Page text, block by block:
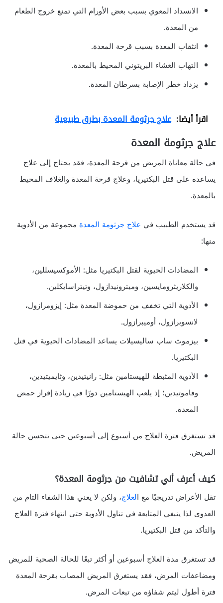
الانسداد المعوي بسبب بعض الأورام التي تمنع خروج الطعام
من المعدة.
انثقاب المعدة بسبب قرحة المعدة.
التهاب الغشاء البريتوني المحيط بالمعدة.
يزداد خطر الإصابة بسرطان المعدة.
اقرأ أيضا: علاج جرثومة المعدة بطرق طبيعية
علاج جرثومة المعدة
في حالة معاناة المريض من قرحة المعدة، فقد يحتاج إلى علاج
يساعده على قتل البكتيريا، وعلاج قرحة المعدة والغلاف المحيط
بالمعدة.
قد يستخدم الطبيب في علاج جرثومة المعدة مجموعة من الأدوية
منها:
المضادات الحيوية لقتل البكتيريا مثل: الأموكسيسللين،
والكلاريثرومايسين، وميترونيدازول، وتيتراسايكلين.
الأدوية التي تخفف من حموضة المعدة مثل: إيزومرازول،
لانسوبرازول، أوميبرازول.
بيزموث ساب ساليسيلات يساعد المضادات الحيوية في قتل
البكتيريا.
الأدوية المثبطة للهيستامين مثل: رانيتيدين، وثايميتيدين،
وفاموتيدين؛ إذ يلعب الهيستامين دورًا في زيادة إفراز حمض
المعدة.
قد تستغرق فترة العلاج من أسبوع إلى أسبوعين حتى تتحسن حالة
المريض.
كيف أعرف أني تشافيت من جرثومة المعدة؟
تقل الأعراض تدريجيًا مع العلاج، ولكن لا يعني هذا الشفاء التام من
العدوى لذا ينبغي المتابعة في تناول الأدوية حتى انتهاء فترة العلاج
والتأكد من قتل البكتيريا.
قد تستغرق مدة العلاج أسبوعين أو أكثر تبعًا للحالة الصحية للمريض
ومضاعفات المرض، فقد يستغرق المريض المصاب بقرحة المعدة
فترة أطول ليتم شفاؤه من تبعات المرض.